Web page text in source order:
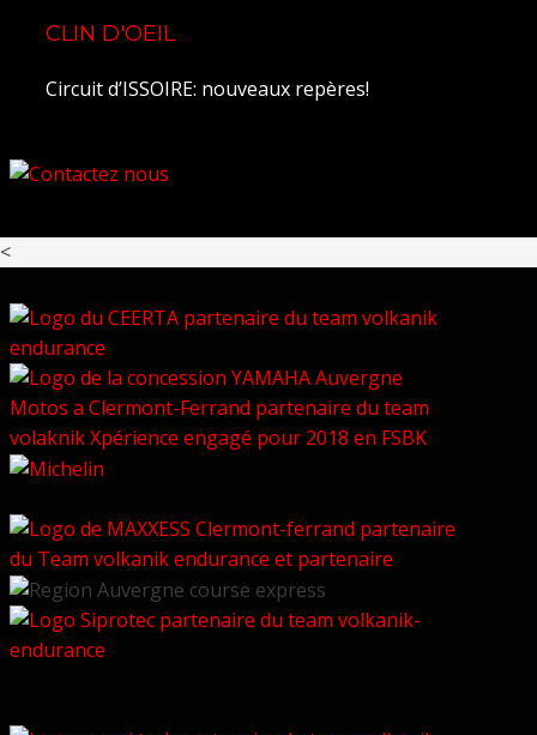
CLIN D'OEIL
Circuit d’ISSOIRE: nouveaux repères!
<